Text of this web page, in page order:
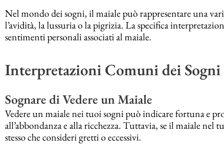
Nel mondo dei sogni, il maiale può rappresentare una
l’avidità, la lussuria o la pigrizia. La specifica
sentimenti personali associati al maiale.
Interpretazioni Comuni dei
Sognare di Vedere un Maiale
Vedere un maiale nei tuoi sogni può indicare fortuna e
all’abbondanza e alla ricchezza. Tuttavia, se il maiale nel
stesso che consideri gretti o eccessivi.